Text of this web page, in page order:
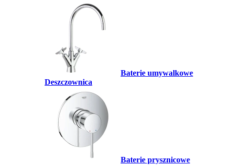
Baterie umywalkowe
Deszczownica
Baterie prysznicowe